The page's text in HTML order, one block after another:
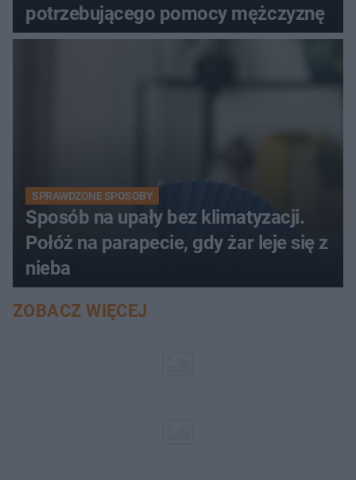
potrzebującego pomocy mężczyznę
SPRAWDZONE SPOSOBY
Sposób na upały bez klimatyzacji.
Połóż na parapecie, gdy żar leje się z
nieba
ZOBACZ WIĘCEJ